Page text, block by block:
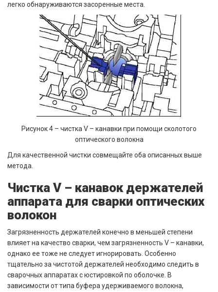
легко обнаруживаются засоренные места.
Рисунок 4 – чистка V – канавки при помощи сколотого
оптического волокна
Для качественной чистки совмещайте оба описанных выше
метода.
Чистка V – канавок держателей
аппарата для сварки оптических
волокон
Загрязненность держателей конечно в меньшей степени
влияет на качество сварки, чем загрязненность V – канавки,
однако ее тоже не следует игнорировать. Особенно
тщательно за чистотой держателей необходимо следить в
сварочных аппаратах с юстировкой по оболочке. В
зависимости от типа буфера удерживаемого волокна,